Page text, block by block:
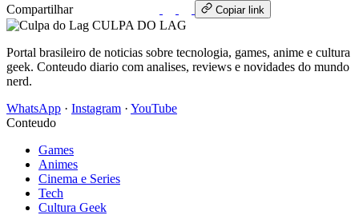
Compartilhar
Copiar link
CULPA DO LAG
Portal brasileiro de noticias sobre tecnologia, games, anime e cultura
geek. Conteudo diario com analises, reviews e novidades do mundo
nerd.
WhatsApp · Instagram · YouTube
Conteudo
Games
Animes
Cinema e Series
Tech
Cultura Geek